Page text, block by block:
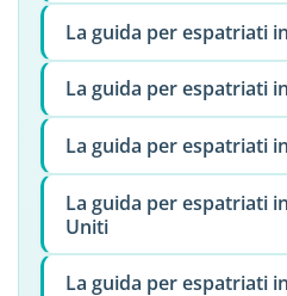
La guida per espatriati
La guida per espatriati
La guida per espatriati
La guida per espatriati
Uniti
La guida per espatriati